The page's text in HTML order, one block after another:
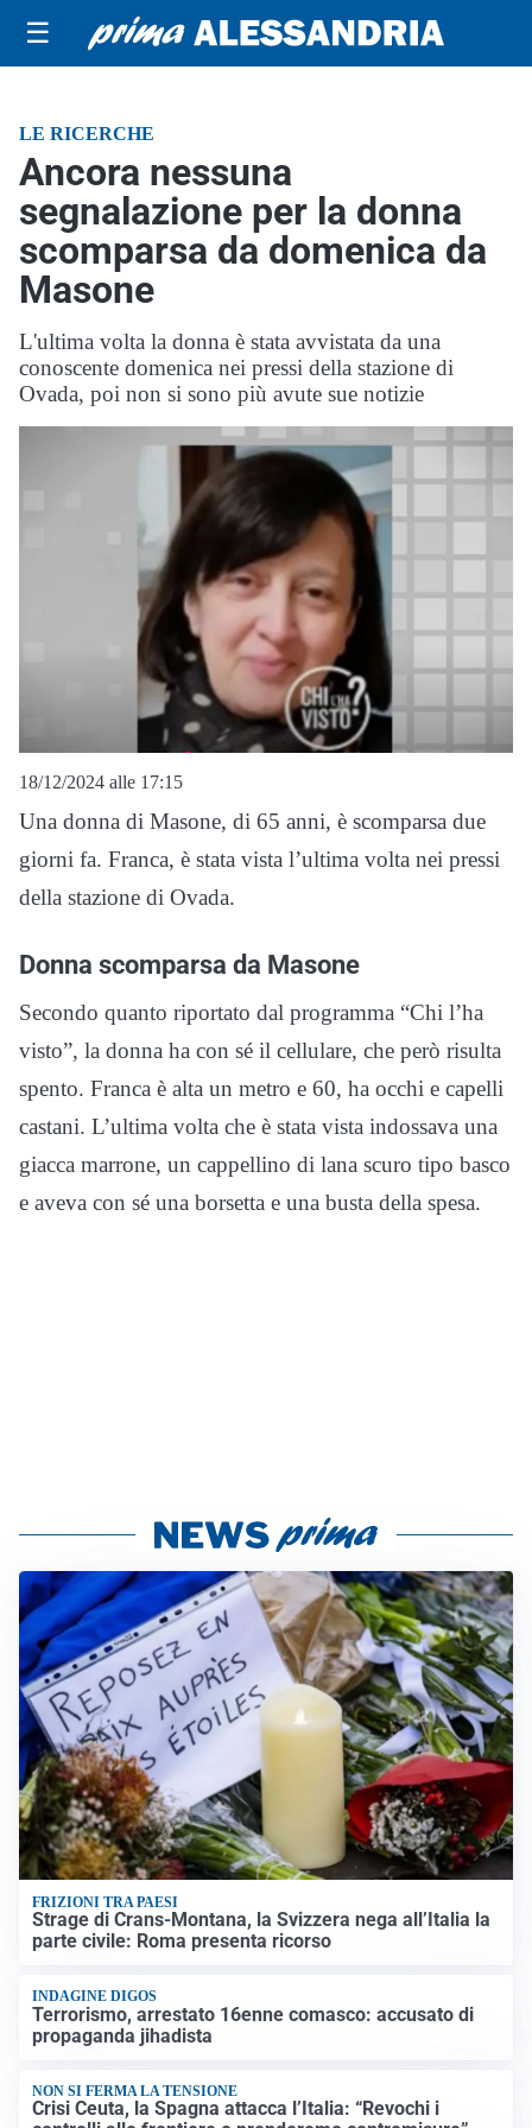
☰
LE RICERCHE
Ancora nessuna
segnalazione per la donna
scomparsa da domenica da
Masone
L'ultima volta la donna è stata avvistata da una
conoscente domenica nei pressi della stazione di
Ovada, poi non si sono più avute sue notizie
18/12/2024 alle 17:15
Una donna di Masone, di 65 anni, è scomparsa due
giorni fa. Franca, è stata vista l’ultima volta nei pressi
della stazione di Ovada.
Donna scomparsa da Masone
Secondo quanto riportato dal programma “Chi l’ha
visto”, la donna ha con sé il cellulare, che però risulta
spento. Franca è alta un metro e 60, ha occhi e capelli
castani. L’ultima volta che è stata vista indossava una
giacca marrone, un cappellino di lana scuro tipo basco
e aveva con sé una borsetta e una busta della spesa.
FRIZIONI TRA PAESI
Strage di Crans-Montana, la Svizzera nega all’Italia la
parte civile: Roma presenta ricorso
INDAGINE DIGOS
Terrorismo, arrestato 16enne comasco: accusato di
propaganda jihadista
NON SI FERMA LA TENSIONE
Crisi Ceuta, la Spagna attacca l’Italia: “Revochi i